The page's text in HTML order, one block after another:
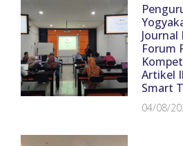
Journal
Forum
Artikel
Smart
04/08/